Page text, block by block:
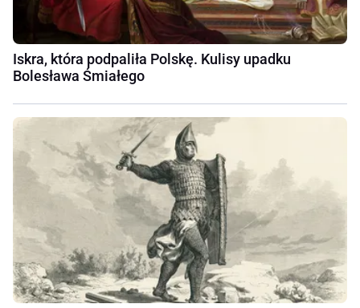
Iskra, która podpaliła Polskę. Kulisy upadku
Bolesława Śmiałego